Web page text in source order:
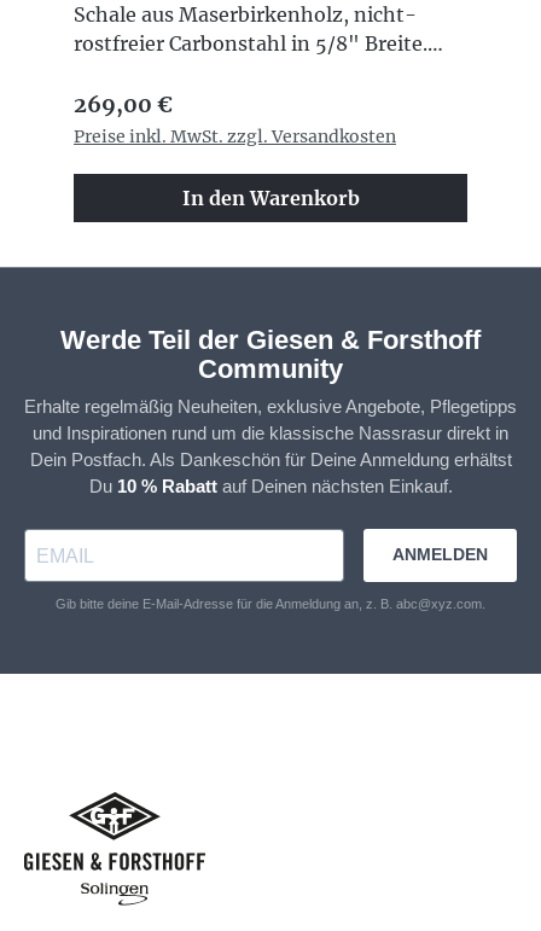
Schale aus Maserbirkenholz, nicht-
rostfreier Carbonstahl in 5/8" Breite.
Hammerschlag-Verzierung und
Hammerschlag-Logo. Handgefertigt in
Stück Handnummeriert (kommt mit
einem Zertifikat)Griff aus edlem
ZwischenstückHammerschlagveredelun
dem Messer
Regulärer Preis:
269,00 €
Preise inkl. MwSt. zzgl. Versandkosten
In den Warenkorb
Werde Teil der Giesen & Forsthoff
Community
Erhalte regelmäßig Neuheiten, exklusive Angebote, Pflegetipps
und Inspirationen rund um die klassische Nassrasur direkt in
Dein Postfach. Als Dankeschön für Deine Anmeldung erhältst
Du 10 % Rabattauf Deinen nächsten Einkauf.
ANMELDEN
Gib bitte deine E-Mail-Adresse für die Anmeldung an, z. B. abc@xyz.com.